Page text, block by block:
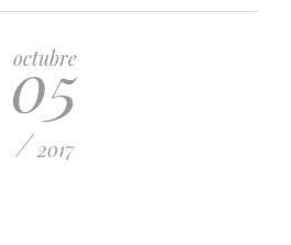
octubre
05
/ 2017